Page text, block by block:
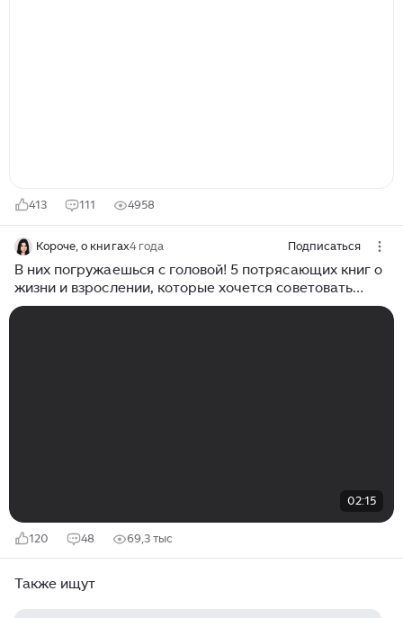
413 111 4958
Короче, о книгах4 года Подписаться
В них погружаешься с головой! 5 потрясающих книг о
жизни и взрослении, которые хочется советовать
всем
02:15
120 48 69,3 тыс
Также ищут